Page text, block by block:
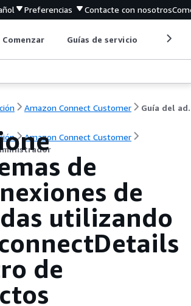
Preferencias Contacte con nosotros
Comenzar Guías de servicio
Amazon Connect Customer
Amazon Connect Customer
de
de
utilizando
de